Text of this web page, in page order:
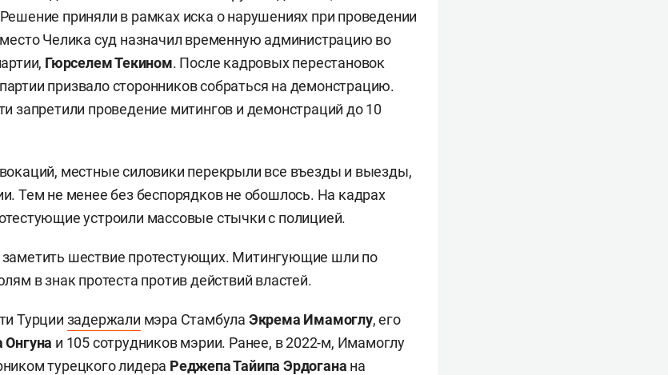
приняли в рамках иска о нарушениях при проведении
Челика суд назначил временную администрацию во
Гюрселем Текином. После кадровых перестановок
призвало сторонников собраться на демонстрацию.
запретили проведение митингов и демонстраций до 10
местные силовики перекрыли все въезды и выезды,
Тем не менее без беспорядков не обошлось. На кадрах
устроили массовые стычки с полицией.
шествие протестующих. Митингующие шли по
в знак протеста против действий властей.
Турции задержали мэра Стамбула Экрема Имамоглу, его
Онгуна и 105 сотрудников мэрии. Ранее, в 2022-м, Имамоглу
турецкого лидера Реджепа Тайипа Эрдогана на